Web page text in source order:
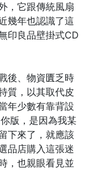
，它跟傳統風扇
幾年也認識了這
印良品壁掛式CD
後、物資匱乏時
質，以其取代皮
年少數有靠背設
版，是因為我某
下來了，就應該
品店購入這張迷
，也親眼看見並